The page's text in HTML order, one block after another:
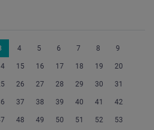
4 5 6 7 8 9
15 16 17 18 19 20
26 27 28 29 30 31
37 38 39 40 41 42
48 49 50 51 52 53